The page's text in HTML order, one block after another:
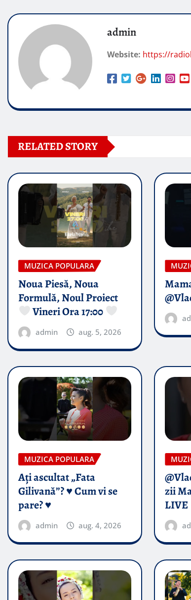
admin
Website: https://
RELATED STORY
MUZICA POPULARA
Noua Piesă, Noua
Formulă, Noul Proiect
Vineri Ora 17:00
admin aug. 5, 2026
MUZICA POPULARA
Ați ascultat „Fata
Gilivană”? ♥️ Cum vi se
pare? ♥️
admin aug. 4, 2026
zii
LIVE